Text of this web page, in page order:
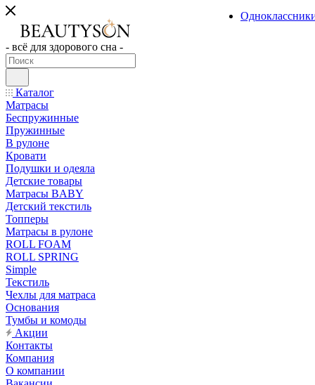
- всё для здорового сна -
Каталог
Матрасы
Беспружинные
Пружинные
В рулоне
Кровати
Подушки и одеяла
Детские товары
Матрасы BABY
Детский текстиль
Топперы
Матрасы в рулоне
ROLL FOAM
ROLL SPRING
Simple
Текстиль
Чехлы для матраса
Основания
Тумбы и комоды
Акции
Контакты
Компания
О компании